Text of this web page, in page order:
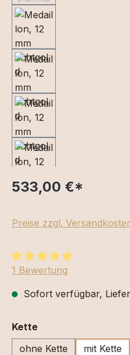
533,00 €*
Preise zzgl.
Durchschnittliche
1 Bewertung
Sofort verfügbar,
Ketteauswählen
ohne Kette
mit Kette